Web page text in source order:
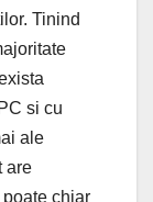
Tinind
si cu
ale
are
chiar